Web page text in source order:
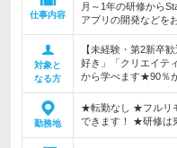
仕事内容
月～1年の研修から
アプリの開発などを
対象と
なる方
【未経験・第2新卒
好き」「クリエイテ
から学べます★90％
勤務地
★転勤なし ★フルリ
できます！ ★研修は